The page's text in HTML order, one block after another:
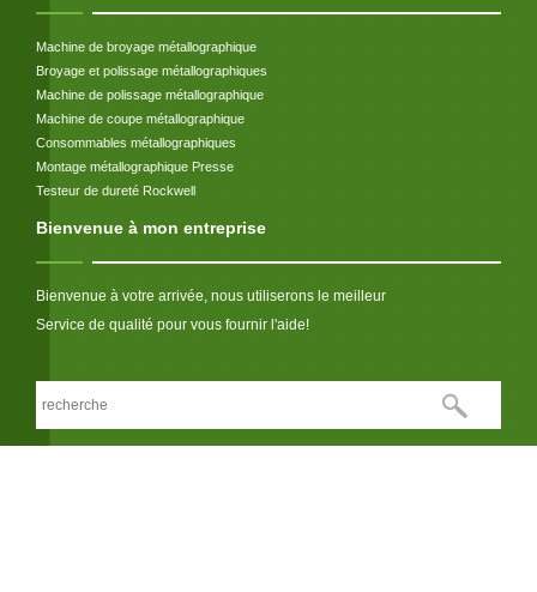
Machine de broyage métallographique
Broyage et polissage métallographiques
Machine de polissage métallographique
Machine de coupe métallographique
Consommables métallographiques
Montage métallographique Presse
Testeur de dureté Rockwell
Bienvenue à mon entreprise
Bienvenue à votre arrivée, nous utiliserons le meilleur
Service de qualité pour vous fournir l'aide!